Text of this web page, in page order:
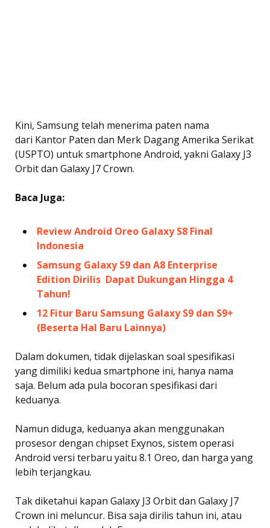
Kini, Samsung telah menerima paten nama
dari Kantor Paten dan Merk Dagang Amerika Serikat
(USPTO) untuk smartphone Android, yakni Galaxy J3
Orbit dan Galaxy J7 Crown.
Baca Juga:
Review Android Oreo Galaxy S8 Final
Indonesia
Samsung Galaxy S9 dan A8 Enterprise
Edition Dirilis  Dapat Dukungan Hingga 4
Tahun!
12 Fitur Baru Samsung Galaxy S9 dan S9+
(Beserta Hal Baru Lainnya)
Dalam dokumen, tidak dijelaskan soal spesifikasi
yang dimiliki kedua smartphone ini, hanya nama
saja. Belum ada pula bocoran spesifikasi dari
keduanya.
Namun diduga, keduanya akan menggunakan
prosesor dengan chipset Exynos, sistem operasi
Android versi terbaru yaitu 8.1 Oreo, dan harga yang
lebih terjangkau.
Tak diketahui kapan Galaxy J3 Orbit dan Galaxy J7
Crown ini meluncur. Bisa saja dirilis tahun ini, atau